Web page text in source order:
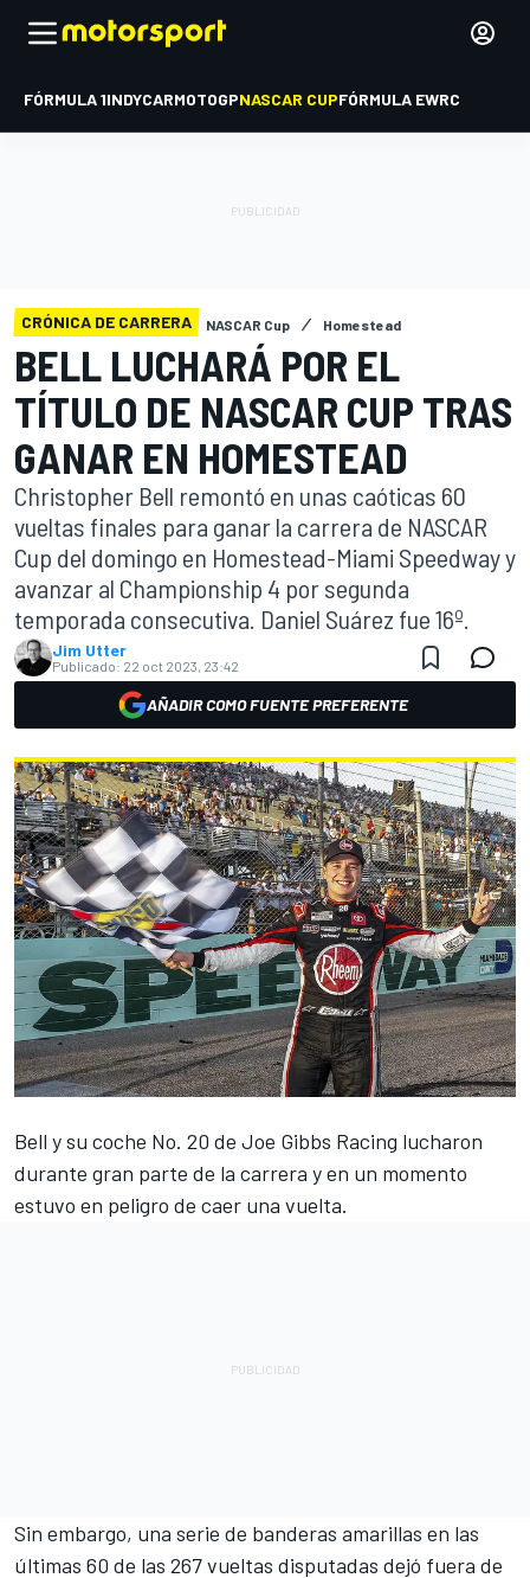
FÓRMULA 1INDYCARMOTOGPNASCAR CUPFÓRMULA EWRC
CRÓNICA DE CARRERA NASCAR Cup Homestead
BELL LUCHARÁ POR EL
TÍTULO DE NASCAR CUP TRAS
GANAR EN HOMESTEAD
Christopher Bell remontó en unas caóticas 60
vueltas finales para ganar la carrera de NASCAR
Cup del domingo en Homestead-Miami Speedway y
avanzar al Championship 4 por segunda
temporada consecutiva. Daniel Suárez fue 16º.
Jim Utter
Publicado: 22 oct 2023, 23:42
AÑADIR COMO FUENTE PREFERENTE
Bell y su coche No. 20 de Joe Gibbs Racing lucharon
durante gran parte de la carrera y en un momento
estuvo en peligro de caer una vuelta.
Sin embargo, una serie de banderas amarillas en las
últimas 60 de las 267 vueltas disputadas dejó fuera de